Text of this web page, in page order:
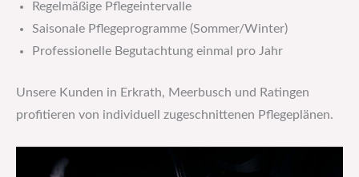
Regelmäßige Pflegeintervalle
Saisonale Pflegeprogramme (Sommer/Winter)
Professionelle Begutachtung einmal pro Jahr
Unsere Kunden in Erkrath, Meerbusch und Ratingen
profitieren von individuell zugeschnittenen Pflegeplänen.